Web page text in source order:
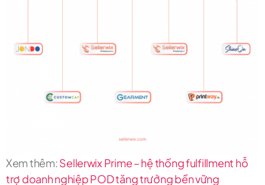
Xem thêm:Sellerwix Prime – hệ thống fulfillment hỗ
trợ doanh nghiệp POD tăng trưởng bền vững